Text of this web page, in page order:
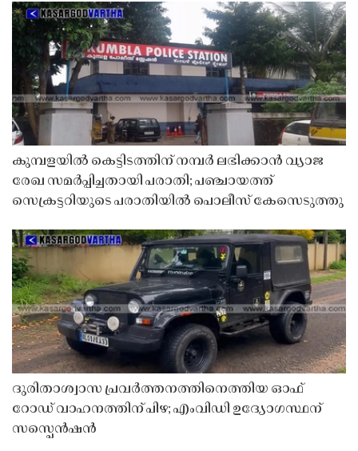
കുമ്പളയിൽ കെട്ടിടത്തിന് നമ്പർ ലഭിക്കാൻ വ്യാജ
രേഖ സമർപ്പിച്ചതായി പരാതി; പഞ്ചായത്ത്
സെക്രട്ടറിയുടെ പരാതിയിൽ പൊലീസ് കേസെടുത്തു
ദുരിതാശ്വാസ പ്രവർത്തനത്തിനെത്തിയ ഓഫ്
റോഡ് വാഹനത്തിന് പിഴ; എംവിഡി ഉദ്യോഗസ്ഥന്
സസ്പെൻഷൻ